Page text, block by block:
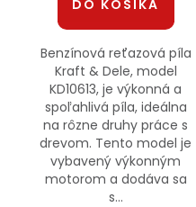
DO KOŠÍKA
Benzínová reťazová píla
Kraft & Dele, model
KD10613, je výkonná a
spoľahlivá píla, ideálna
na rôzne druhy práce s
drevom. Tento model je
vybavený výkonným
motorom a dodáva sa
s...